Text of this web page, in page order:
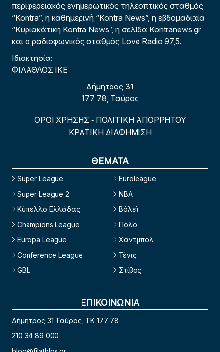
περιφερειακός ενημερωτικός τηλεοπτικός σταθμός
“Kontra”, η καθημερινή “Kontra News”, η εβδομαδιαία
“Κυριακάτικη Kontra News”, η σελίδα Kontranews.gr
και ο ραδιοφωνικός σταθμός Love Radio 97,5.
Ιδιοκτησία:
ΦΙΛΑΘΛΟΣ ΙΚΕ
Δήμητρος 31
177 78, Ταύρος
ΟΡΟΙ ΧΡΗΣΗΣ - ΠΟΛΙΤΙΚΗ ΑΠΟΡΡΗΤΟΥ
ΚΡΑΤΙΚΗ ΔΙΑΦΗΜΙΣΗ
ΘΕΜΑΤΑ
Super League
Super League 2
Κύπελλο Ελλάδας
Champions League
Europa League
Conference League
GBL
Euroleague
NBA
Βόλεϊ
Πόλο
Χάντμπολ
Τένις
Στίβος
ΕΠΙΚΟΙΝΩΝΙΑ
Δήμητρος 31 Ταύρος, TK 177 78
210 34 89 000